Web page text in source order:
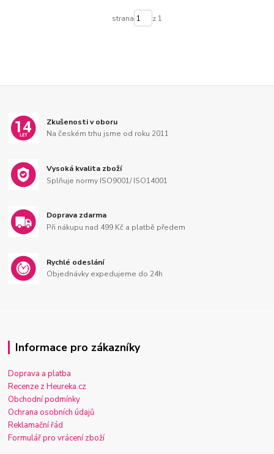
strana z 1
Zkušenosti v oboru
Na českém trhu jsme od roku 2011
Vysoká kvalita zboží
Splňuje normy ISO9001/ ISO14001
Doprava zdarma
Při nákupu nad 499 Kč a platbě předem
Rychlé odeslání
Objednávky expedujeme do 24h
Informace pro zákazníky
Doprava a platba
Recenze z Heureka.cz
Obchodní podmínky
Ochrana osobních údajů
Reklamační řád
Formulář pro vrácení zboží